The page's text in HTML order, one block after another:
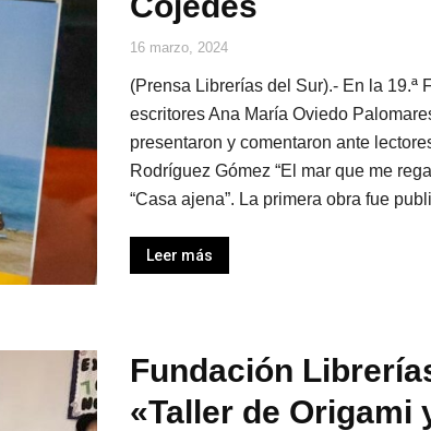
16 marzo, 2024
(Prensa Librerías del Sur).- En la 19.ª
escritores Ana María Oviedo
presentaron y comentaron ante
Rodríguez Gómez “El mar que me
“Casa ajena”. La primera obra fue
Leer más
Fundación
«Taller de Origami